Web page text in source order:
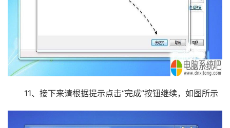
11、接下来请根据提示点击“完成”按钮继续，如图所示